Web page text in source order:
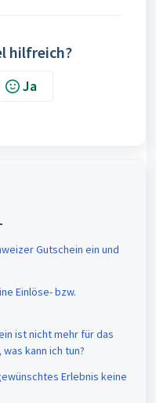
hilfreich?
Ja
Gutschein ein und
Einlöse- bzw.
ist nicht mehr für das
kann ich tun?
Erlebnis keine